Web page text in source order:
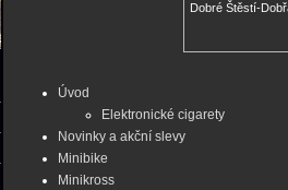
Dobré Štěstí-
Úvod
Elektronické cigarety
Novinky a akční slevy
Minibike
Minikross